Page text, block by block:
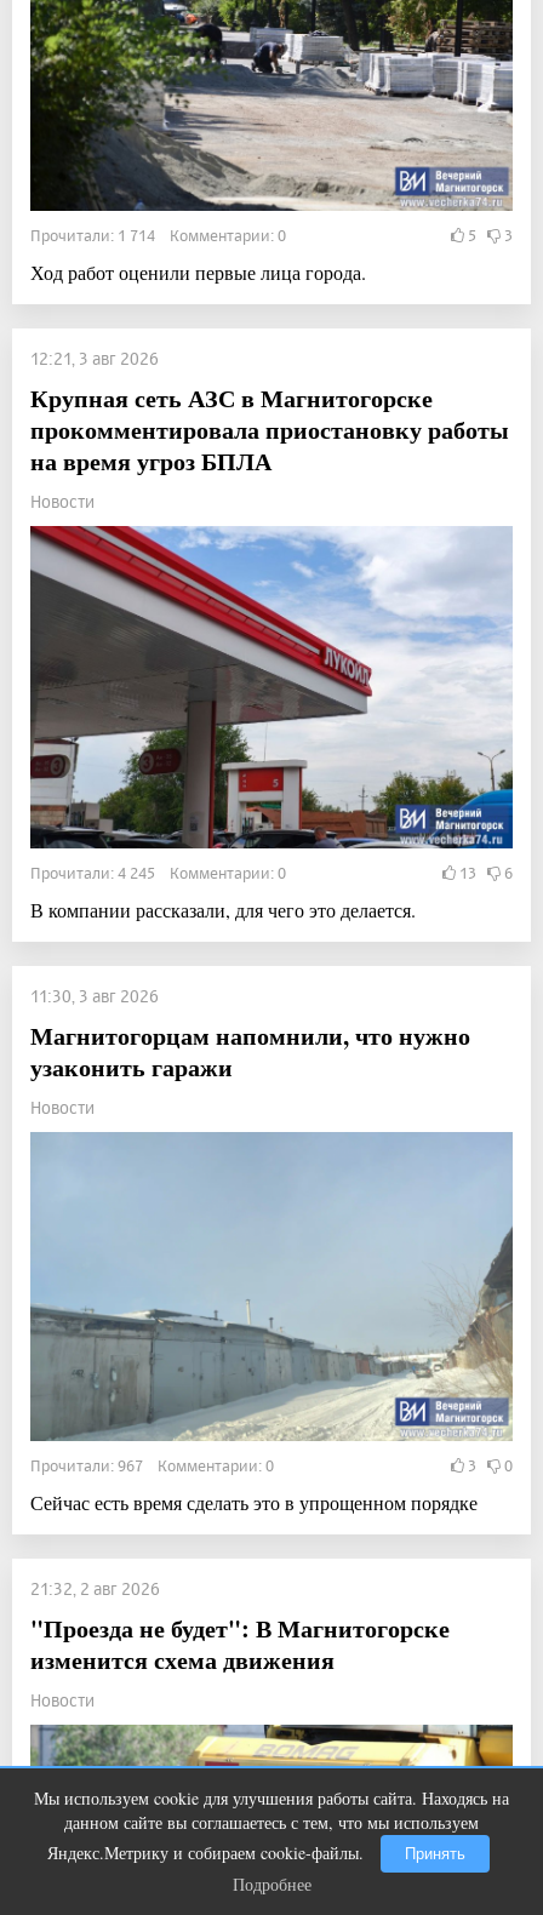
Прочитали: 1 714 Комментарии: 0 5 3
Ход работ оценили первые лица города.
12:21, 3 авг 2026
Крупная сеть АЗС в Магнитогорске
прокомментировала приостановку работы
на время угроз БПЛА
Новости
Прочитали: 4 245 Комментарии: 0 13 6
В компании рассказали, для чего это делается.
11:30, 3 авг 2026
Магнитогорцам напомнили, что нужно
узаконить гаражи
Новости
Прочитали: 967 Комментарии: 0 3 0
Сейчас есть время сделать это в упрощенном порядке
21:32, 2 авг 2026
"Проезда не будет": В Магнитогорске
изменится схема движения
Новости
Мы используем cookie для улучшения работы сайта. Находясь на
данном сайте вы соглашаетесь с тем, что мы используем
Яндекс.Метрику и собираем cookie-файлы.
Принять
Подробнее
Ролик из Омска: вы будете смеяться
долго
Подробнее